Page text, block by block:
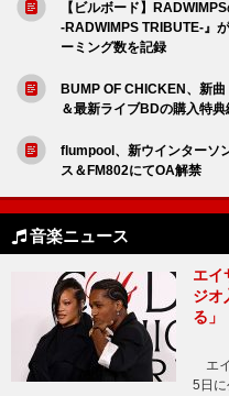
【ビルボード】
-RADWIMPS TRIBUTE-』
ーミング数を記録
BUMP OF CHICKEN、新
＆最新ライブBDの購入特
flumpool、新ウインターソ
ス＆FM802にてOA解禁
音楽ニュース
エイ
ジオ
る」
エ
5日